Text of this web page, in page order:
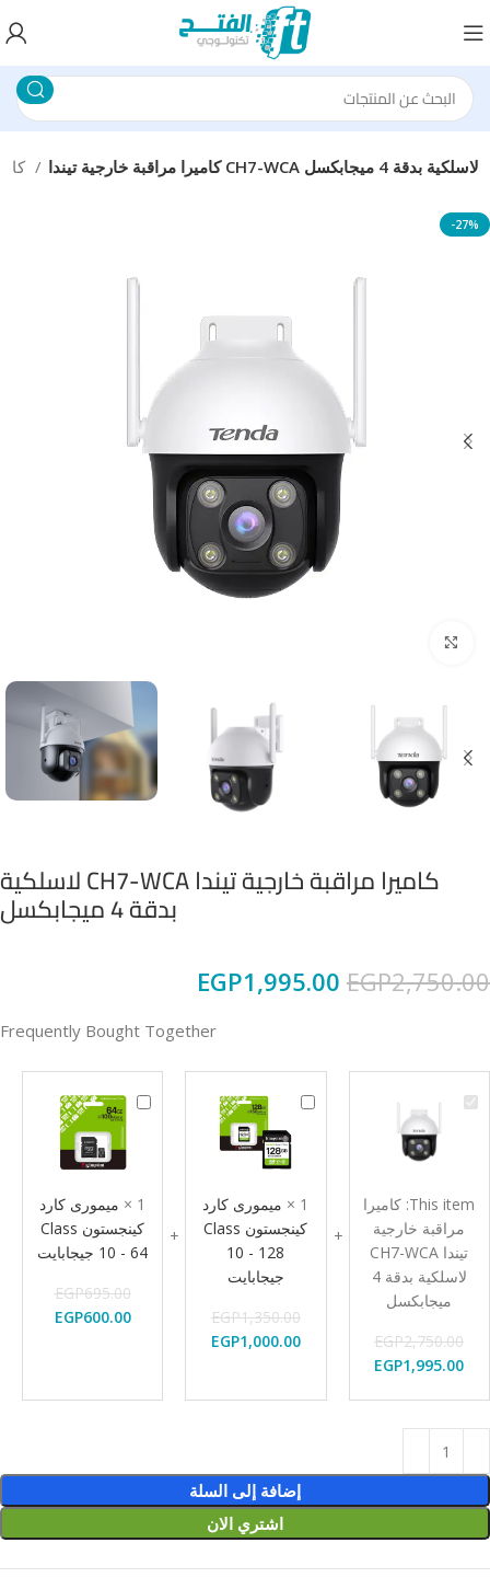
كاميرات مراقبة سمارت كاميرا مراقبة خارجية تيندا CH7-WCA لاسلكية بدقة 4 ميجابكسل
-27%
كاميرا مراقبة خارجية تيندا CH7-WCA لاسلكية
بدقة 4 ميجابكسل
EGP2,750.00
EGP1,995.00
Frequently Bought Together
كاميرا
مراقبة
خارجية
CH7-
WCA
لاسلكية
بدقة
This item: كاميرا
مراقبة خارجية
تيندا CH7-WCA
لاسلكية بدقة 4
ميجابكسل
EGP2,750.00
EGP1,995.00
ميمورى
كينجستون
Class
10
جيجابايت
1
× ميمورى كارد
كينجستون Class
10 - 128
جيجابايت
EGP1,350.00
EGP1,000.00
ميمورى
كينجستون
Class
10
64
1
× ميمورى كارد
كينجستون Class
10 - 64 جيجابايت
EGP695.00
EGP600.00
إضافة إلى السلة
اشتري الان